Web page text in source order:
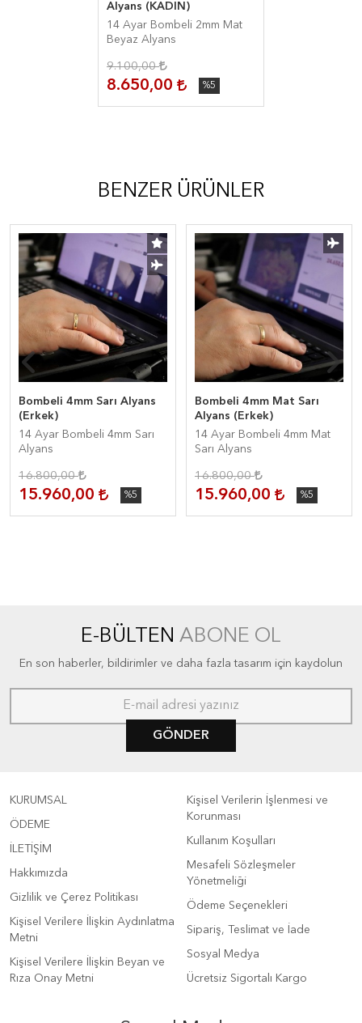
Alyans (KADIN)
14 Ayar Bombeli 2mm Mat
Beyaz Alyans
9.100,00
8.650,00 %5
BENZER ÜRÜNLER
Bombeli 4mm Sarı Alyans
(Erkek)
14 Ayar Bombeli 4mm Sarı
Alyans
16.800,00
15.960,00 %5
Bombeli 4mm Mat Sarı
Alyans (Erkek)
14 Ayar Bombeli 4mm Mat
Sarı Alyans
16.800,00
15.960,00 %5
E-BÜLTEN ABONE OL
En son haberler, bildirimler ve daha fazla tasarım için kaydolun
GÖNDER
KURUMSAL
ÖDEME
İLETİŞİM
Hakkımızda
Gizlilik ve Çerez Politikası
Kişisel Verilere İlişkin Aydınlatma
Metni
Kişisel Verilere İlişkin Beyan ve
Rıza Onay Metni
Kişisel Verilerin İşlenmesi ve
Korunması
Kullanım Koşulları
Mesafeli Sözleşmeler
Yönetmeliği
Ödeme Seçenekleri
Sipariş, Teslimat ve İade
Sosyal Medya
Ücretsiz Sigortalı Kargo